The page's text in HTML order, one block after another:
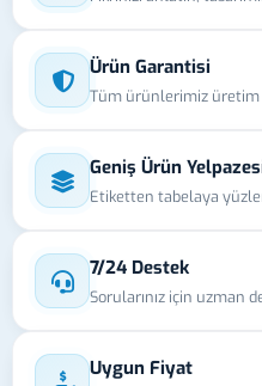
Ürün Garantisi
Tüm ürünlerimiz üretim
Geniş Ürün
Etiketten tabelaya
7/24 Destek
Sorularınız için uzman
Uygun Fiyat